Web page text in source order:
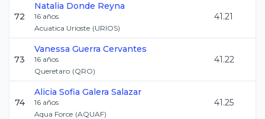
72
Natalia Donde Reyna
16 años
Acuatica Urioste (URIOS)
41.21
73
Vanessa Guerra Cervantes
16 años
Queretaro (QRO)
41.22
74
Alicia Sofia Galera Salazar
16 años
Aqua Force (AQUAF)
41.25